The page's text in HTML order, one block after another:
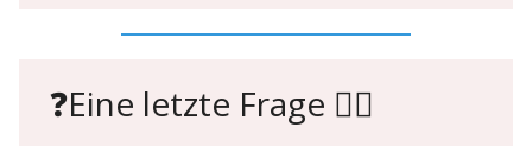
❓Eine letzte Frage 🙋‍♀️